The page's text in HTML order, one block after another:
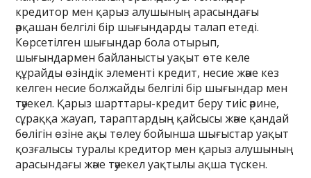
кредитор мен қарыз алушының арасындағы
әрқашан белгілі бір шығындарды талап етеді.
Көрсетілген шығындар бола отырып,
шығындармен байланысты уақыт өте келе
құрайды өзіндік элементі кредит, несие және кез
келген несие болжайды белгілі бір шығындар мен
тәуекел. Қарыз шарттары-кредит беру тиіс әрине,
сұраққа жауап, тараптардың қайсысы және қандай
бөлігін өзіне ақы төлеу бойынша шығыстар уақыт
қозғалысы туралы кредитор мен қарыз алушының
арасындағы және тәуекел уақтылы ақша түскен.